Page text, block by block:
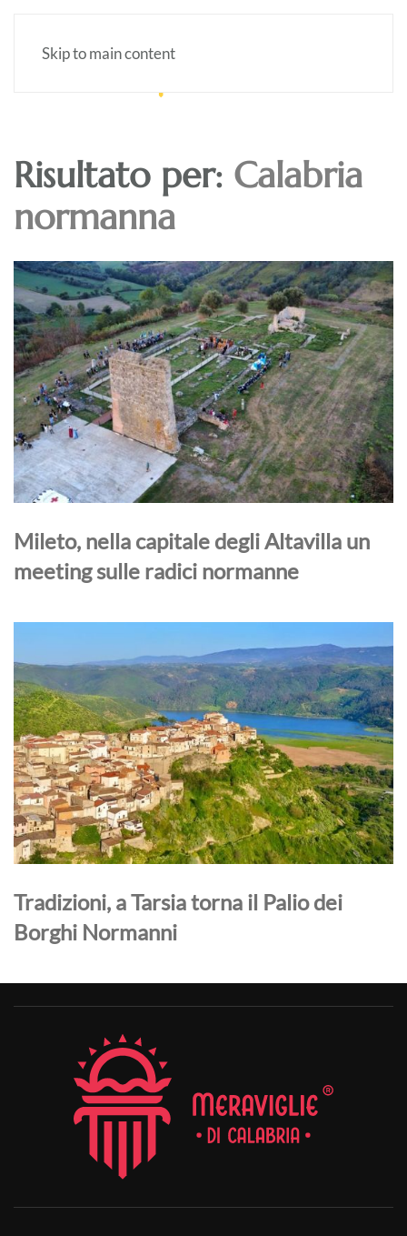
Skip to main content
Risultato per: Calabria
normanna
Mileto, nella capitale degli Altavilla un
meeting sulle radici normanne
Tradizioni, a Tarsia torna il Palio dei
Borghi Normanni